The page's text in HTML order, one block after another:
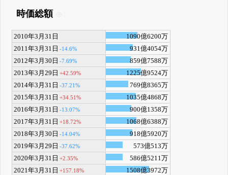
時価総額
2010年3月31日
1090億6200万
2011年3月31日 -14.6%
931億4054万
2012年3月30日 -7.69%
859億7588万
2013年3月29日 +42.59%
1225億9524万
2014年3月31日 -37.21%
769億8365万
2015年3月31日 +34.51%
1035億4868万
2016年3月31日 -13.07%
900億1358万
2017年3月31日 +18.72%
1068億6388万
2018年3月30日 -14.04%
918億5920万
2019年3月29日 -37.62%
573億513万
2020年3月31日 +2.35%
586億5211万
2021年3月31日 +157.18%
1508億3972万